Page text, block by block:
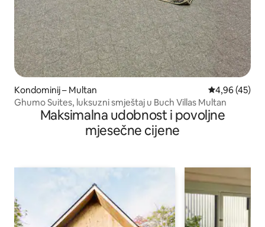
Kondominij – Multan Prosječna
4,96 (45)
Ghumo Suites, luksuzni smještaj u Buch Villas Multan
Maksimalna udobnost i povoljne
mjesečne cijene